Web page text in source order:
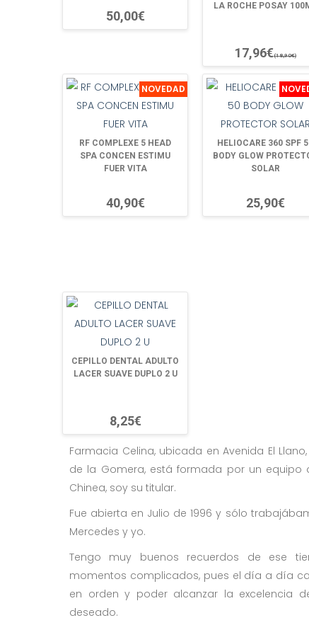
50,00€
LA ROCHE POSAY
17,96€(18,90€)
NOVEDAD
RF COMPLEXE 5 HEAD
SPA CONCEN ESTIMU
FUER VITA
40,90€
HELIOCARE 360 SPF
BODY GLOW
SOLAR
25,90€
CEPILLO DENTAL ADULTO
LACER SUAVE DUPLO 2 U
8,25€
Farmacia Celina, ubicada en Avenida El
de la Gomera, está formada por un equipo
Chinea, soy su titular.
Fue abierta en Julio de 1996 y sólo
Mercedes y yo.
Tengo muy buenos recuerdos de ese
momentos complicados, pues el día a día
en orden y poder alcanzar la excelencia
deseado.